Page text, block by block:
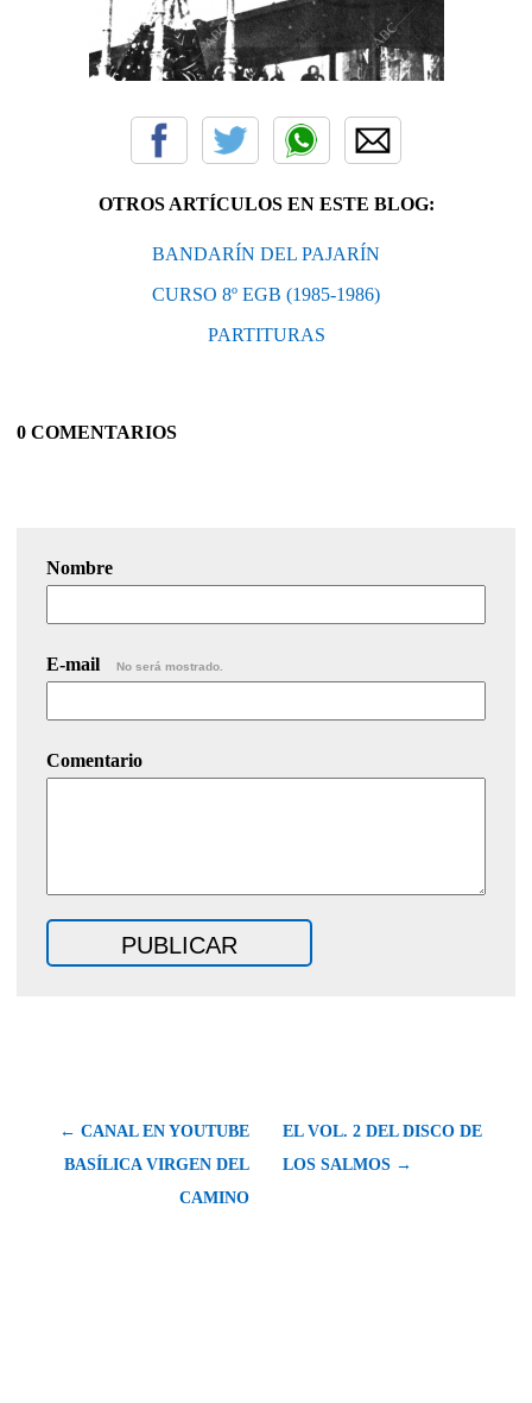
OTROS ARTÍCULOS EN ESTE BLOG:
BANDARÍN DEL PAJARÍN
CURSO 8º EGB (1985-1986)
PARTITURAS
0 COMENTARIOS
Nombre
E-mail No será mostrado.
Comentario
← CANAL EN YOUTUBE
BASÍLICA VIRGEN DEL
CAMINO
EL VOL. 2 DEL DISCO DE
LOS SALMOS →